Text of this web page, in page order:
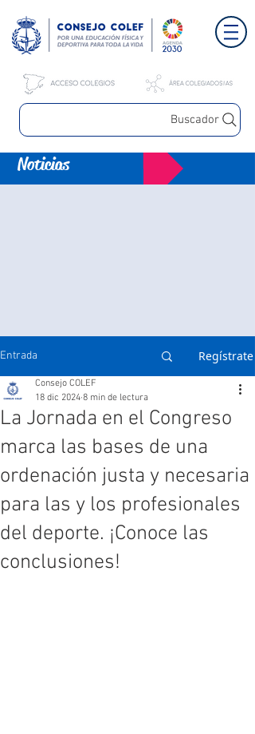
Buscador
Noticias
Entrada Regístrate
La Jornada en el Congreso
marca las bases de una
ordenación justa y necesaria
para las y los profesionales
del deporte. ¡Conoce las
conclusiones!
Consejo COLEF
18 dic 2024 8 min de lectura